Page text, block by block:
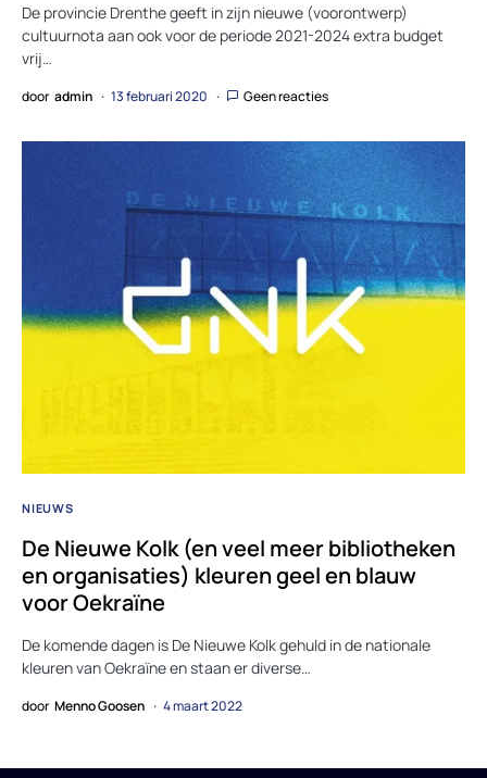
De provincie Drenthe geeft in zijn nieuwe (voorontwerp)
cultuurnota aan ook voor de periode 2021-2024 extra budget
vrij…
door admin 13 februari 2020 Geen reacties
NIEUWS
De Nieuwe Kolk (en veel meer bibliotheken
en organisaties) kleuren geel en blauw
voor Oekraïne
De komende dagen is De Nieuwe Kolk gehuld in de nationale
kleuren van Oekraïne en staan er diverse…
door Menno Goosen 4 maart 2022